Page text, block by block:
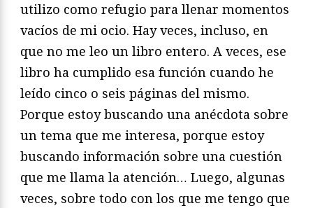
utilizo como refugio para llenar momentos
vacíos de mi ocio. Hay veces, incluso, en
que no me leo un libro entero. A veces, ese
libro ha cumplido esa función cuando he
leído cinco o seis páginas del mismo.
Porque estoy buscando una anécdota sobre
un tema que me interesa, porque estoy
buscando información sobre una cuestión
que me llama la atención… Luego, algunas
veces, sobre todo con los que me tengo que